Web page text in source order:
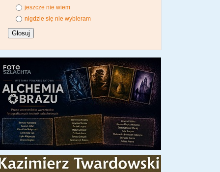
jeszcze nie wiem
nigdzie się nie wybieram